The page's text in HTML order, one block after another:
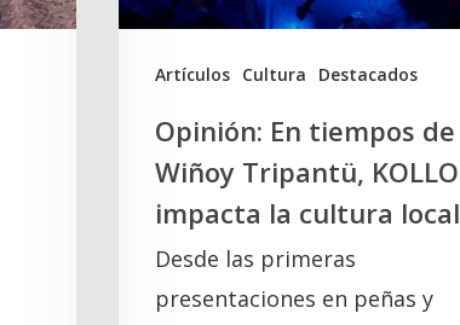
Artículos Cultura Destacados
impacta
local
Opinión: En tiempos de
Wiñoy Tripantü,
impacta la cultura local
Desde las primeras
presentaciones en peñas y